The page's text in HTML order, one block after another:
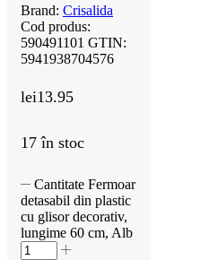
Brand: Crisalida
Cod produs:
590491101 GTIN:
5941938704576
lei13.95
17 în stoc
Cantitate Fermoar
detasabil din plastic
cu glisor decorativ,
lungime 60 cm, Alb